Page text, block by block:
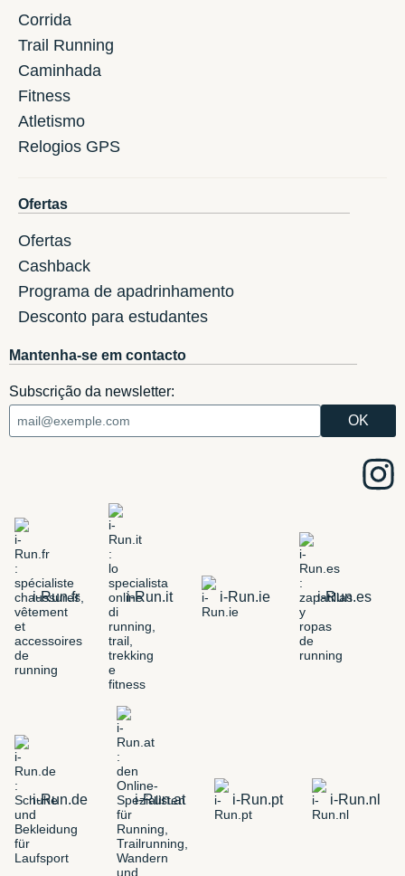
Corrida
Trail Running
Caminhada
Fitness
Atletismo
Relogios GPS
Ofertas
Ofertas
Cashback
Programa de apadrinhamento
Desconto para estudantes
Mantenha-se em contacto
Subscrição da newsletter:
i-Run.fr i-Run.it i-Run.ie i-Run.es
i-Run.de i-Run.at i-Run.pt i-Run.nl